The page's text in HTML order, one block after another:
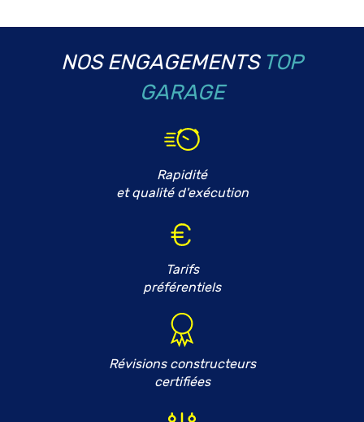
NOS ENGAGEMENTS TOP
GARAGE
Rapidité
et qualité d'exécution
Tarifs
préférentiels
Révisions constructeurs
certifiées